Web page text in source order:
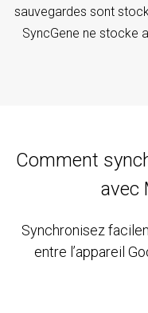
sauvegardes sont
SyncGene ne stocke
Comment
avec
Synchronisez
entre l’appareil